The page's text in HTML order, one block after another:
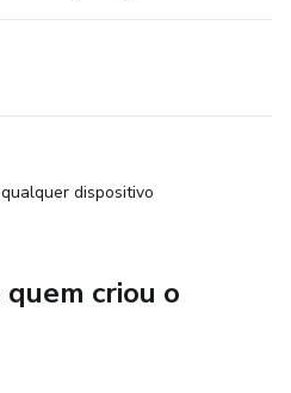
para enriquecer o aprendizado
como artes, matemática,
em grupo
transformar sua rotina
experiência de aprendizado
pré-escola.
dispositivo
criou o